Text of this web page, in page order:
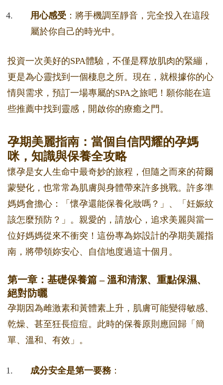
用心感受 ：將手機調至靜音，完全投入在這段
屬於你自己的時光中。
投資一次美好的SPA體驗，不僅是釋放肌肉的緊繃，
更是為心靈找到一個棲息之所。現在，就根據你的心
情與需求，預訂一場專屬的SPA之旅吧！願你能在這
些推薦中找到靈感，開啟你的療癒之門。
孕期美麗指南：當個自信閃耀的孕媽
咪，知識與保養全攻略
懷孕是女人生命中最奇妙的旅程，但隨之而來的荷爾
蒙變化，也常常為肌膚與身體帶來許多挑戰。許多準
媽媽會擔心：「懷孕還能保養化妝嗎？」、「妊娠紋
該怎麼預防？」。親愛的，請放心，追求美麗與當一
位好媽媽從來不衝突！這份專為妳設計的孕期美麗指
南，將帶領妳安心、自信地度過這十個月。
第一章：基礎保養篇 – 溫和清潔、重點保濕、
絕對防曬
孕期因為雌激素和黃體素上升，肌膚可能變得敏感、
乾燥、甚至狂長痘痘。此時的保養原則應回歸「簡
單、溫和、有效」。
成分安全是第一要務：